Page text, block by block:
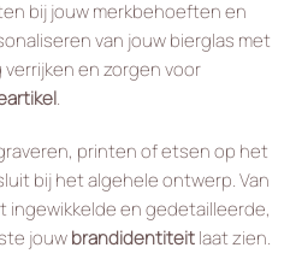
bij jouw merkbehoeften en
van jouw bierglas met
en zorgen voor
.
printen of etsen op het
bij het algehele ontwerp. Van
ingewikkelde en gedetailleerde,
jouwbrandidentiteitlaat zien.